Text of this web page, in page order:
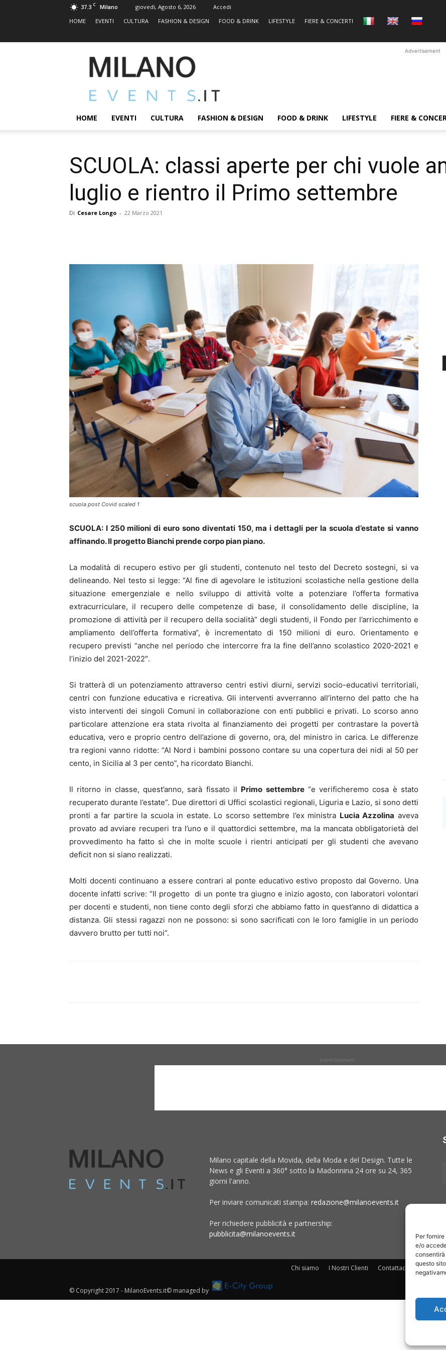
Per
e/o
questo
37.3 C Milano giovedì, Agosto 6, 2026
Accedi
HOME
EVENTI CULTURA FASHION & DESIGN FOOD & DRINK LIFESTYLE FIERE & CONCERTI
MILANOEVENTS.IT
|
2.0
ed
Eventi
Advertisement
HOME EVENTI CULTURA FASHION & DESIGN FOOD & DRINK LIFESTYLE FIERE &
SCUOLA: classi aperte per chi vuole
luglio e rientro il Primo settembre
Di Cesare Longo - 22 Marzo 2021
scuola post Covid scaled 1
SCUOLA: I 250 milioni di euro sono diventati 150, ma i dettagli per la scuola d’estate si vanno
affinando. Il progetto Bianchi prende corpo pian piano.
La modalità di recupero estivo per gli studenti, contenuto nel testo del Decreto sostegni, si va
delineando. Nel testo si legge: “Al fine di agevolare le istituzioni scolastiche nella gestione della
situazione emergenziale e nello sviluppo di attività volte a potenziare l’offerta formativa
extracurriculare, il recupero delle competenze di base, il consolidamento delle discipline, la
promozione di attività per il recupero della socialità” degli studenti, il Fondo per l’arricchimento e
ampliamento dell’offerta formativa“, è incrementato di 150 milioni di euro. Orientamento e
recupero previsti “anche nel periodo che intercorre fra la fine dell’anno scolastico 2020-2021 e
l’inizio del 2021-2022″.
Si tratterà di un potenziamento attraverso centri estivi diurni, servizi socio-educativi territoriali,
centri con funzione educativa e ricreativa. Gli interventi avverranno all’interno del patto che ha
visto interventi dei singoli Comuni in collaborazione con enti pubblici e privati. Lo scorso anno
particolare attenzione era stata rivolta al finanziamento dei progetti per contrastare la povertà
educativa, vero e proprio centro dell’azione di governo, ora, del ministro in carica. Le differenze
tra regioni vanno ridotte: “Al Nord i bambini possono contare su una copertura dei nidi al 50 per
cento, in Sicilia al 3 per cento”, ha ricordato Bianchi.
Il ritorno in classe, quest’anno, sarà fissato il Primo settembre“e verificheremo cosa è stato
recuperato durante l’estate”. Due direttori di Uffici scolastici regionali, Liguria e Lazio, si sono detti
pronti a far partire la scuola in estate. Lo scorso settembre l’ex ministra Lucia Azzolina aveva
provato ad avviare recuperi tra l’uno e il quattordici settembre, ma la mancata obbligatorietà del
provvedimento ha fatto sì che in molte scuole i rientri anticipati per gli studenti che avevano
deficit non si siano realizzati.
Molti docenti continuano a essere contrari al ponte educativo estivo proposto dal Governo. Una
docente infatti scrive: “Il progetto di un ponte tra giugno e inizio agosto, con laboratori volontari
per docenti e studenti, non tiene conto degli sforzi che abbiamo fatto in quest’anno di didattica a
distanza. Gli stessi ragazzi non ne possono: si sono sacrificati con le loro famiglie in un periodo
davvero brutto per tutti noi”.
Advertisement
Milano capitale della Movida, della Moda e del Design. Tutte le
News e gli Eventi a 360° sotto la Madonnina 24 ore su 24, 365
giorni l'anno.
Per inviare comunicati stampa: redazione@milanoevents.it
Per richiedere pubblicità e partnership:
pubblicita@milanoevents.it
Chi siamo I Nostri Clienti Contattaci
© Copyright 2017 - MilanoEvents.it© managed by